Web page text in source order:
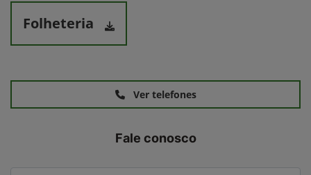
Folheteria
Ver telefones
Fale conosco